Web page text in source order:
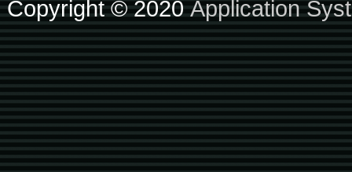
Copyright © 2020Application